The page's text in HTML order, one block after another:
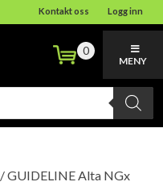
Kontakt oss Logg inn
0
MENY
/ GUIDELINE Alta NGx